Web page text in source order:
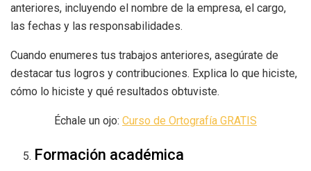
anteriores, incluyendo el nombre de la empresa, el cargo,
las fechas y las responsabilidades.
Cuando enumeres tus trabajos anteriores, asegúrate de
destacar tus logros y contribuciones. Explica lo que hiciste,
cómo lo hiciste y qué resultados obtuviste.
Échale un ojo: Curso de Ortografía GRATIS
Formación académica